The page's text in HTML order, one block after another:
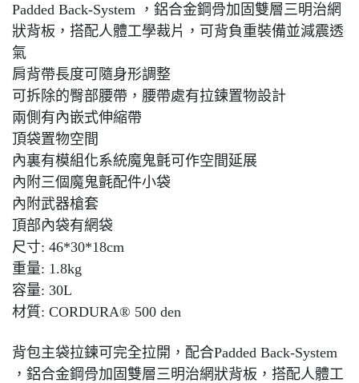
Padded Back-System ，鋁合金鋼骨加固雙層三明治網
狀背板，搭配人體工學裁片，可背負重裝備並減震透
氣
肩背帶長度可隨身形調整
可拆除的臀部腰帶，腰帶處有拉鍊置物設計
兩側有內嵌式伸縮帶
頂袋置物空間
內裏有模組化系統魔鬼氈可作空間延展
內附三個魔鬼氈配件小袋
內附武器槍套
頂部內袋有網袋
尺寸: 46*30*18cm
重量: 1.8kg
容量: 30L
材質: CORDURA® 500 den
背包主袋拉鍊可完全拉開，配合Padded Back-System
，鋁合金鋼骨加固雙層三明治網狀背板，搭配人體工